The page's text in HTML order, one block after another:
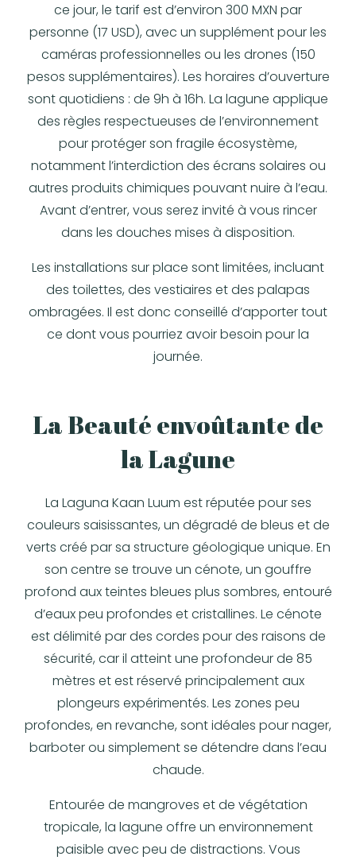
ce jour, le tarif est d’environ 300 MXN par
personne (17 USD), avec un supplément pour les
caméras professionnelles ou les drones (150
pesos supplémentaires). Les horaires d’ouverture
sont quotidiens : de 9h à 16h. La lagune applique
des règles respectueuses de l’environnement
pour protéger son fragile écosystème,
notamment l’interdiction des écrans solaires ou
autres produits chimiques pouvant nuire à l’eau.
Avant d’entrer, vous serez invité à vous rincer
dans les douches mises à disposition.
Les installations sur place sont limitées, incluant
des toilettes, des vestiaires et des palapas
ombragées. Il est donc conseillé d’apporter tout
ce dont vous pourriez avoir besoin pour la
journée.
La Beauté envoûtante de
la Lagune
La Laguna Kaan Luum est réputée pour ses
couleurs saisissantes, un dégradé de bleus et de
verts créé par sa structure géologique unique. En
son centre se trouve un cénote, un gouffre
profond aux teintes bleues plus sombres, entouré
d’eaux peu profondes et cristallines. Le cénote
est délimité par des cordes pour des raisons de
sécurité, car il atteint une profondeur de 85
mètres et est réservé principalement aux
plongeurs expérimentés. Les zones peu
profondes, en revanche, sont idéales pour nager,
barboter ou simplement se détendre dans l’eau
chaude.
Entourée de mangroves et de végétation
tropicale, la lagune offre un environnement
paisible avec peu de distractions. Vous